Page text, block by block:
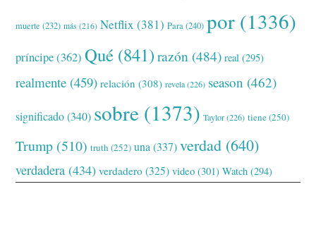
muerte (232) más (216) Netflix (381) Para(240) por (1336)
príncipe(362) Qué (841) razón (484) real (295)
realmente (459) relación (308) revela(226) season (462)
significado(340) sobre (1373) Taylor(226) tiene(250)
Trump (510) truth (252) una (337) verdad (640)
verdadera (434) verdadero (325) video (301) Watch (294)